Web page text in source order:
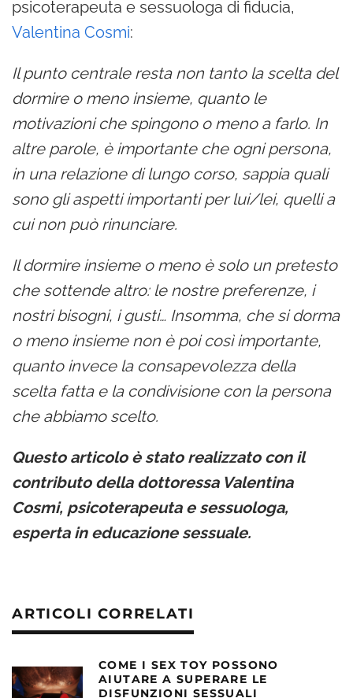
psicoterapeuta e sessuologa di fiducia,
Valentina Cosmi:
Il punto centrale resta non tanto la scelta del
dormire o meno insieme, quanto le
motivazioni che spingono o meno a farlo. In
altre parole, è importante che ogni persona,
in una relazione di lungo corso, sappia quali
sono gli aspetti importanti per lui/lei, quelli a
cui non può rinunciare.
Il dormire insieme o meno è solo un pretesto
che sottende altro: le nostre preferenze, i
nostri bisogni, i gusti… Insomma, che si dorma
o meno insieme non è poi così importante,
quanto invece la consapevolezza della
scelta fatta e la condivisione con la persona
che abbiamo scelto.
Questo articolo è stato realizzato con il
contributo della dottoressa Valentina
Cosmi, psicoterapeuta e sessuologa,
esperta in educazione sessuale.
ARTICOLI CORRELATI
COME I SEX TOY POSSONO
AIUTARE A SUPERARE LE
DISFUNZIONI SESSUALI